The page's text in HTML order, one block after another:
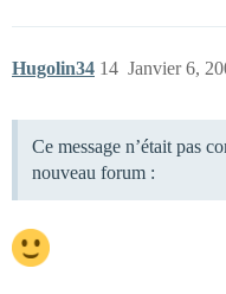
Hugolin34 Janvier 6,
14
Ce message n’était pas
nouveau forum :